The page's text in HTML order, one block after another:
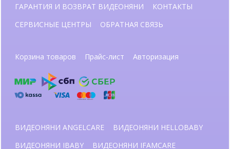
ГАРАНТИЯ И ВОЗВРАТ ВИДЕОНЯНИ
КОНТАКТЫ
СЕРВИСНЫЕ ЦЕНТРЫ
ОБРАТНАЯ СВЯЗЬ
Корзина товаров Прайс-лист Авторизация
ВИДЕОНЯНИ ANGELCARE
ВИДЕОНЯНИ HELLOBABY
ВИДЕОНЯНИ IBABY
ВИДЕОНЯНИ IFAMCARE